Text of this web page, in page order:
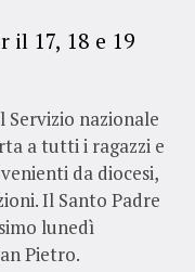
il 17, 18 e 19
Servizio nazionale
a tutti i ragazzi e
da diocesi,
Il Santo Padre
lunedì
Pietro.